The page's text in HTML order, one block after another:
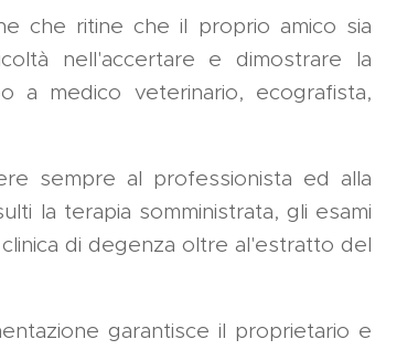
che ritine che il proprio amico sia
nell'accertare e dimostrare la
a medico veterinario, ecografista,
sempre al professionista ed alla
la terapia somministrata, gli esami
di degenza oltre al'estratto del
garantisce il proprietario e